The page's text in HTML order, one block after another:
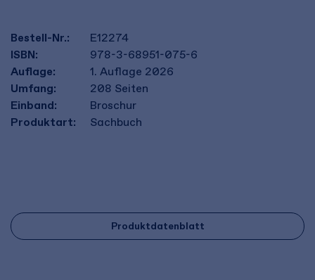
Bestell-Nr.:
E12274
ISBN:
978-3-68951-075-6
Auflage:
1. Auflage 2026
Umfang:
208 Seiten
Einband:
Broschur
Produktart:
Sachbuch
Produktdatenblatt